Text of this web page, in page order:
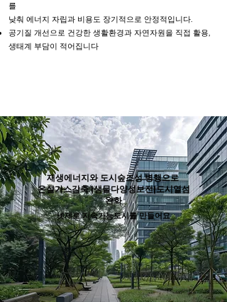
를
낮춰 에너지 자립과 비용도 장기적으로 안정적입니다.
공기질 개선으로 건강한 생활환경과 자연자원을 직접 활용,
​생태계 부담이 적어집니다
재생에너지와 도시숲조성 병행으로
​온실가스감축 |생물다양성보전|도시열섬
완화
넷제로 ​지속가능도시를 만들어요